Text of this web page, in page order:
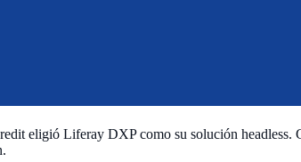
eligió Liferay DXP como su solución